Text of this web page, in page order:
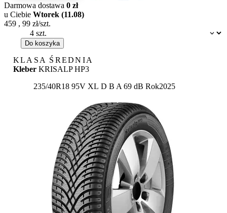
Dostępność:
Darmowa dostawa 0 zł
u Ciebie Wtorek (11.08)
459 , 99 zł/szt.
Do koszyka
KLASA ŚREDNIA
Kleber KRISALP HP3
235/40R18 95V XL Etykieta:
D B A 69 dB Rok2025